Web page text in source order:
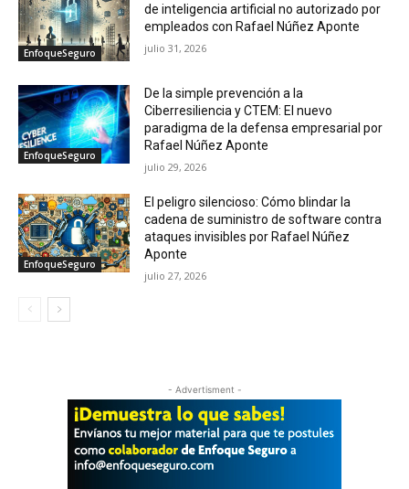
EnfoqueSeguro
de inteligencia artificial no autorizado por
empleados con Rafael Núñez Aponte
julio 31, 2026
EnfoqueSeguro
De la simple prevención a la
Ciberresiliencia y CTEM: El nuevo
paradigma de la defensa empresarial por
Rafael Núñez Aponte
julio 29, 2026
EnfoqueSeguro
El peligro silencioso: Cómo blindar la
cadena de suministro de software contra
ataques invisibles por Rafael Núñez
Aponte
julio 27, 2026
- Advertisment -